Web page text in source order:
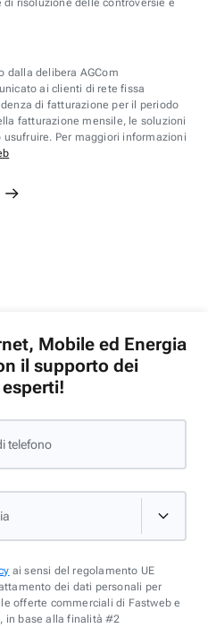
risoluzione delle controversie è
dalla delibera AGCom
ai clienti di rete fissa
di fatturazione per il periodo
fatturazione mensile, le soluzioni
Per maggiori informazioni
Mobile ed Energia
il supporto dei
telefono
ai sensi del regolamento UE
dei dati personali per
offerte commerciali di Fastweb e
in base alla finalità #2